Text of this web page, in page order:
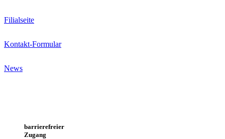
Filialseite
Kontakt-Formular
News
barrierefreier
Zugang